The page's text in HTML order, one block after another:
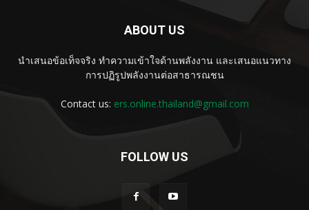
ABOUT US
นำเสนอข้อเท็จจริง ทำความเข้าใจด้านพลังงาน และเสนอแนวทาง
การปฏิรูปพลังงานต่อสาธารณชน
Contact us: ers.online.thailand@gmail.com
FOLLOW US